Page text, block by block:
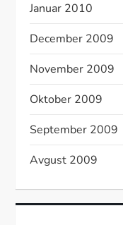
Januar 2010
December 2009
November 2009
Oktober 2009
September 2009
Avgust 2009